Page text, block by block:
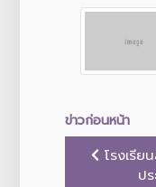
ข่าวก่อนหน้า
โรงเรี
ป